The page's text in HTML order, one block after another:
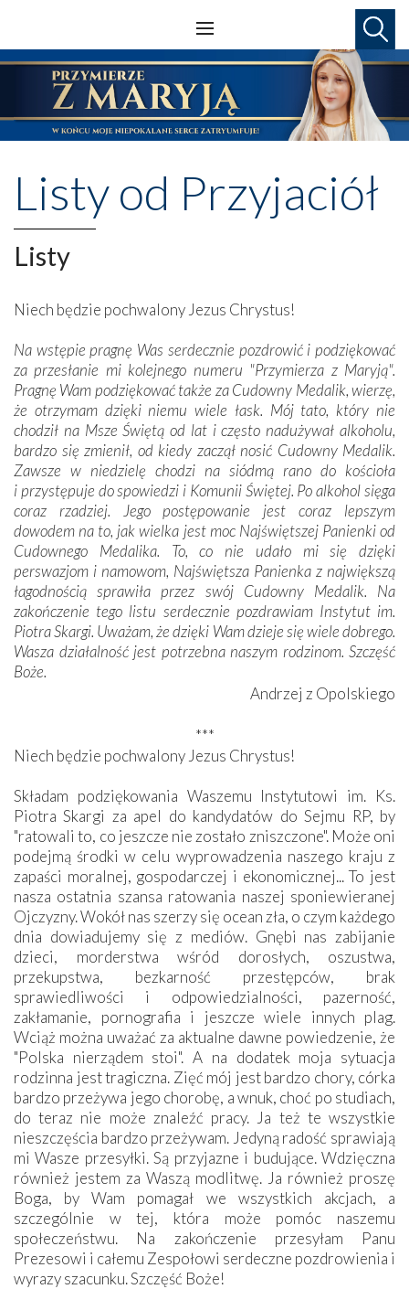
Listy od Przyjaciół
Listy
Niech będzie pochwalony Jezus Chrystus!
Na wstępie pragnę Was serdecznie pozdrowić i podziękować
za przesłanie mi kolejnego numeru "Przymierza z Maryją".
Pragnę Wam podziękować także za Cudowny Medalik, wierzę,
że otrzymam dzięki niemu wiele łask. Mój tato, który nie
chodził na Msze Świętą od lat i często nadużywał alkoholu,
bardzo się zmienił, od kiedy zaczął nosić Cudowny Medalik.
Zawsze w niedzielę chodzi na siódmą rano do kościoła
i przystępuje do spowiedzi i Komunii Świętej. Po alkohol sięga
coraz rzadziej. Jego postępowanie jest coraz lepszym
dowodem na to, jak wielka jest moc Najświętszej Panienki od
Cudownego Medalika. To, co nie udało mi się dzięki
perswazjom i namowom, Najświętsza Panienka z największą
łagodnością sprawiła przez swój Cudowny Medalik. Na
zakończenie tego listu serdecznie pozdrawiam Instytut im.
Piotra Skargi. Uważam, że dzięki Wam dzieje się wiele dobrego.
Wasza działalność jest potrzebna naszym rodzinom. Szczęść
Boże.
Andrzej z Opolskiego
***
Niech będzie pochwalony Jezus Chrystus!
Składam podziękowania Waszemu Instytutowi im. Ks.
Piotra Skargi za apel do kandydatów do Sejmu RP, by
"ratowali to, co jeszcze nie zostało zniszczone". Może oni
podejmą środki w celu wyprowadzenia naszego kraju z
zapaści moralnej, gospodarczej i ekonomicznej... To jest
nasza ostatnia szansa ratowania naszej sponiewieranej
Ojczyzny. Wokół nas szerzy się ocean zła, o czym każdego
dnia dowiadujemy się z mediów. Gnębi nas zabijanie
dzieci, morderstwa wśród dorosłych, oszustwa,
przekupstwa, bezkarność przestępców, brak
sprawiedliwości i odpowiedzialności, pazerność,
zakłamanie, pornografia i jeszcze wiele innych plag.
Wciąż można uważać za aktualne dawne powiedzenie, że
"Polska nierządem stoi". A na dodatek moja sytuacja
rodzinna jest tragiczna. Zięć mój jest bardzo chory, córka
bardzo przeżywa jego chorobę, a wnuk, choć po studiach,
do teraz nie może znaleźć pracy. Ja też te wszystkie
nieszczęścia bardzo przeżywam. Jedyną radość sprawiają
mi Wasze przesyłki. Są przyjazne i budujące. Wdzięczna
również jestem za Waszą modlitwę. Ja również proszę
Boga, by Wam pomagał we wszystkich akcjach, a
szczególnie w tej, która może pomóc naszemu
społeczeństwu. Na zakończenie przesyłam Panu
Prezesowi i całemu Zespołowi serdeczne pozdrowienia i
wyrazy szacunku. Szczęść Boże!